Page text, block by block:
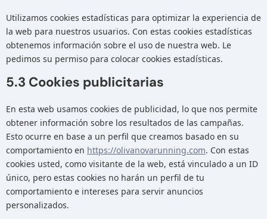
Utilizamos cookies estadísticas para optimizar la experiencia de
la web para nuestros usuarios. Con estas cookies estadísticas
obtenemos información sobre el uso de nuestra web. Le
pedimos su permiso para colocar cookies estadísticas.
5.3 Cookies publicitarias
En esta web usamos cookies de publicidad, lo que nos permite
obtener información sobre los resultados de las campañas.
Esto ocurre en base a un perfil que creamos basado en su
comportamiento en https://olivanovarunning.com. Con estas
cookies usted, como visitante de la web, está vinculado a un ID
único, pero estas cookies no harán un perfil de tu
comportamiento e intereses para servir anuncios
personalizados.